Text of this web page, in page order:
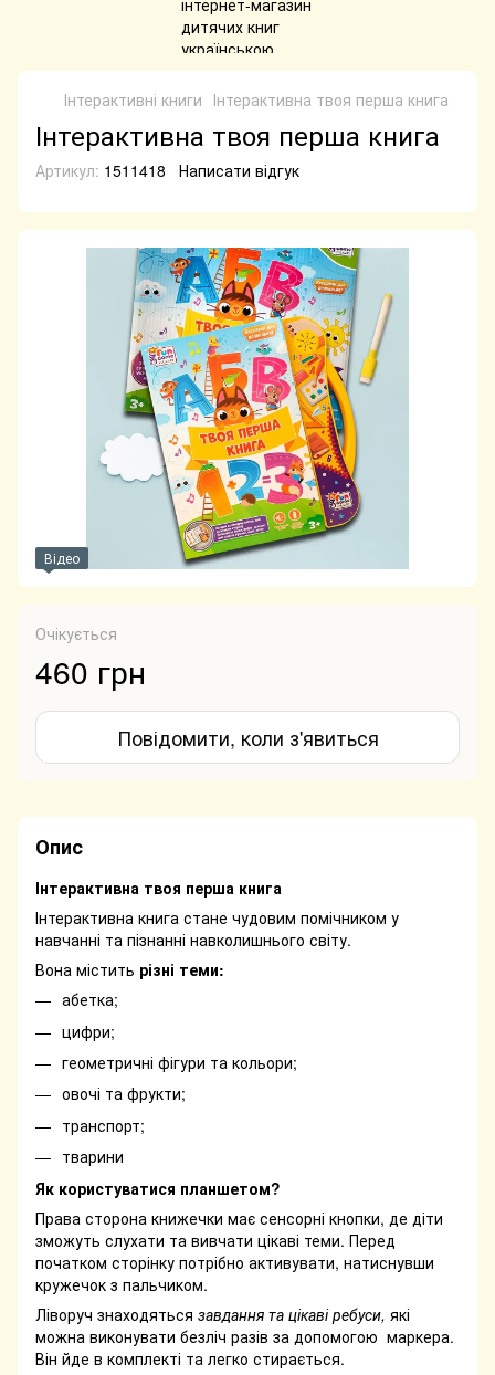
Інтерактивні книги Інтерактивна твоя перша книга
Інтерактивна твоя перша книга
Артикул: 1511418 Написати відгук
Відео
Очікується
460 грн
Повідомити, коли з'явиться
Опис
Інтерактивна твоя перша книга
Інтерактивна книга стане чудовим помічником у
навчанні та пізнанні навколишнього світу.
Вона містить різні теми:
абетка;
цифри;
геометричні фігури та кольори;
овочі та фрукти;
транспорт;
тварини
Як користуватися планшетом?
Права сторона книжечки має сенсорні кнопки, де діти
зможуть слухати та вивчати цікаві теми. Перед
початком сторінку потрібно активувати, натиснувши
кружечок з пальчиком.
Ліворуч знаходяться завдання та цікаві ребуси, які
можна виконувати безліч разів за допомогою маркера.
Він йде в комплекті та легко стирається.